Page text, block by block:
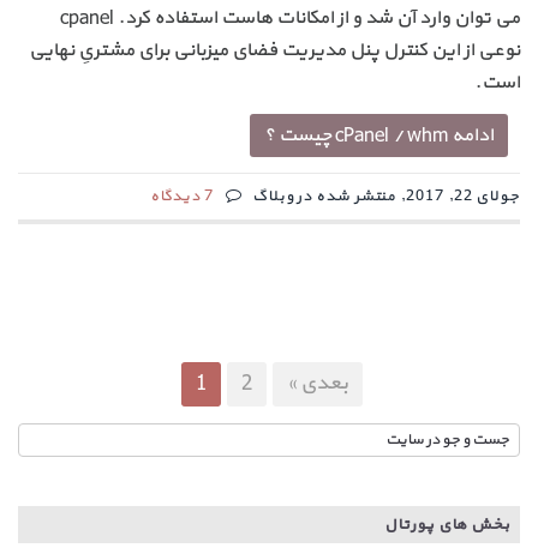
می توان وارد آن شد و از امکانات هاست استفاده کرد. cpanel
نوعی از این کنترل پنل مدیریت فضای میزبانی برای مشتریِ نهایی
است.
ادامه cPanel / whm چیست ؟
جولای 22, 2017, منتشر شده در وبلاگ 7 دیدگاه
1 2 بعدی »
بخش های پورتال